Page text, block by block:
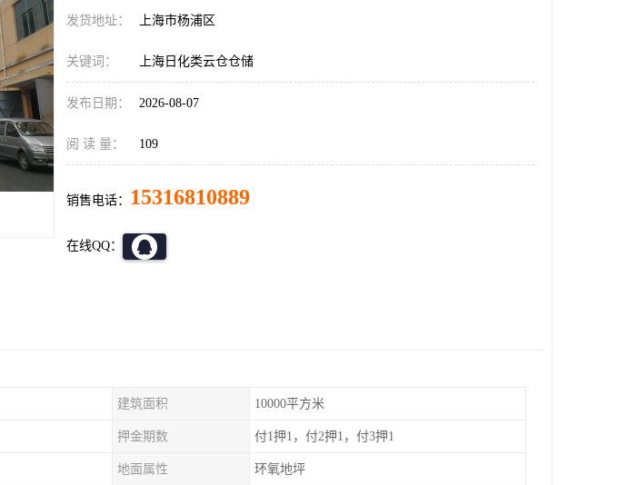
发货地址： 上海市杨浦区
关键词： 上海日化类云仓仓储
发布日期： 2026-08-07
阅 读 量： 109
销售电话： 15316810889
在线QQ：
建筑面积 10000平方米
押金期数 付1押1，付2押1，付3押1
地面属性 环氧地坪